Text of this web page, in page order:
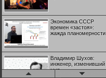
Экономика СССР
времен «застоя»:
жажда планомерности
Владимир Шухов:
инженер, изменивший
мир